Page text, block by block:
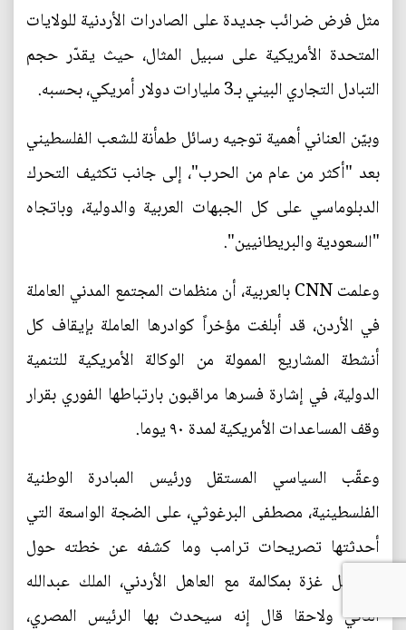
مثل فرض ضرائب جديدة على الصادرات الأردنية للولايات
المتحدة الأمريكية على سبيل المثال، حيث يقدّر حجم
التبادل التجاري البيني بـ3 مليارات دولار أمريكي، بحسبه.
وبيّن العناني أهمية توجيه رسائل طمأنة للشعب الفلسطيني
بعد "أكثر من عام من الحرب"، إلى جانب تكثيف التحرك
الدبلوماسي على كل الجبهات العربية والدولية، وباتجاه
"السعودية والبريطانيين".
وعلمت CNN بالعربية، أن منظمات المجتمع المدني العاملة
في الأردن، قد أبلغت مؤخراً كوادرها العاملة بإيقاف كل
أنشطة المشاريع الممولة من الوكالة الأمريكية للتنمية
الدولية، في إشارة فسرها مراقبون بارتباطها الفوري بقرار
وقف المساعدات الأمريكية لمدة ٩٠ يوما.
وعقّب السياسي المستقل ورئيس المبادرة الوطنية
الفلسطينية، مصطفى البرغوثي، على الضجة الواسعة التي
أحدثتها تصريحات ترامب وما كشفه عن خطته حول
مستقبل غزة بمكالمة مع العاهل الأردني، الملك عبدالله
الثاني ولاحقا قال إنه سيحدث بها الرئيس المصري،